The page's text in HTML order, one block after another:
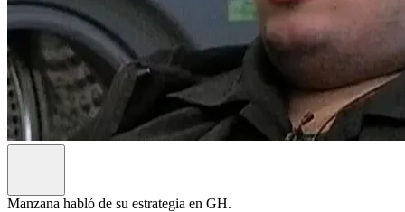
Manzana habló de su estrategia en GH.